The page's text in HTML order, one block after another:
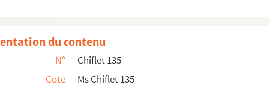
à la sépulture de Jésus-Christ, tiré du livre latin d...
du contenu
N°
Chiflet 135
Cote
Ms Chiflet 135